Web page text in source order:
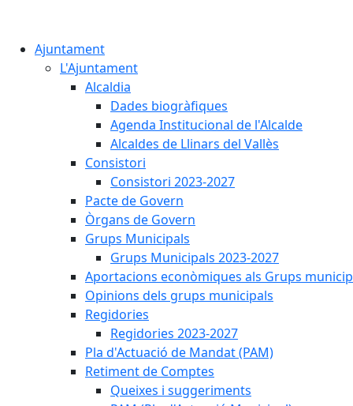
Ajuntament
L'Ajuntament
Alcaldia
Dades biogràfiques
Agenda Institucional de l'Alcalde
Alcaldes de Llinars del Vallès
Consistori
Consistori 2023-2027
Pacte de Govern
Òrgans de Govern
Grups Municipals
Grups Municipals 2023-2027
Aportacions econòmiques als Grups
Opinions dels grups municipals
Regidories
Regidories 2023-2027
Pla d'Actuació de Mandat (PAM)
Retiment de Comptes
Queixes i suggeriments